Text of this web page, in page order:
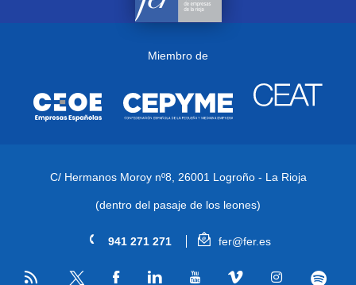
Miembro de
C/ Hermanos Moroy nº8, 26001 Logroño - La Rioja
(dentro del pasaje de los leones)
941 271 271 fer@fer.es
RSS